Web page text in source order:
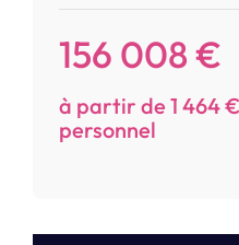
156 008 €
à partir de 1 464
personnel